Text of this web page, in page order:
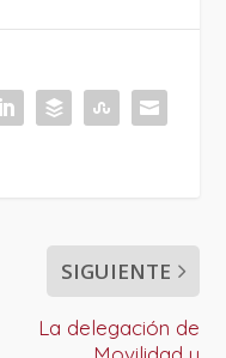
SIGUIENTE
La delegación de